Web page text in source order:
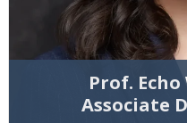
Prof. Echo
Associate